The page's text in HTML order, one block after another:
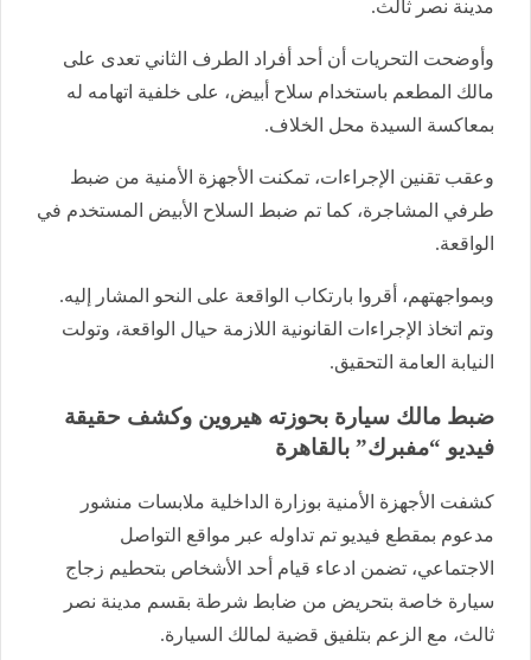
مدينة نصر ثالث.
وأوضحت التحريات أن أحد أفراد الطرف الثاني تعدى على
مالك المطعم باستخدام سلاح أبيض، على خلفية اتهامه له
بمعاكسة السيدة محل الخلاف.
وعقب تقنين الإجراءات، تمكنت الأجهزة الأمنية من ضبط
طرفي المشاجرة، كما تم ضبط السلاح الأبيض المستخدم في
الواقعة.
وبمواجهتهم، أقروا بارتكاب الواقعة على النحو المشار إليه.
وتم اتخاذ الإجراءات القانونية اللازمة حيال الواقعة، وتولت
النيابة العامة التحقيق.
ضبط مالك سيارة بحوزته هيروين وكشف حقيقة
فيديو “مفبرك” بالقاهرة
كشفت الأجهزة الأمنية بوزارة الداخلية ملابسات منشور
مدعوم بمقطع فيديو تم تداوله عبر مواقع التواصل
الاجتماعي، تضمن ادعاء قيام أحد الأشخاص بتحطيم زجاج
سيارة خاصة بتحريض من ضابط شرطة بقسم مدينة نصر
ثالث، مع الزعم بتلفيق قضية لمالك السيارة.